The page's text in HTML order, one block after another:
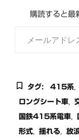
購読すると最
メールアドレスを入力...
タグ: 415系
ロングシート車
国鉄415系電車
形式 揺れる 放